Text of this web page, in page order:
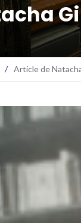
/ Article de